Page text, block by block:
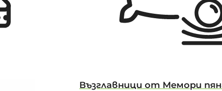
Възглавници от Мемори